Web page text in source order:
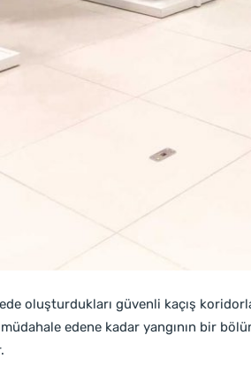
oluşturdukları güvenli kaçış
edene kadar yangının bir